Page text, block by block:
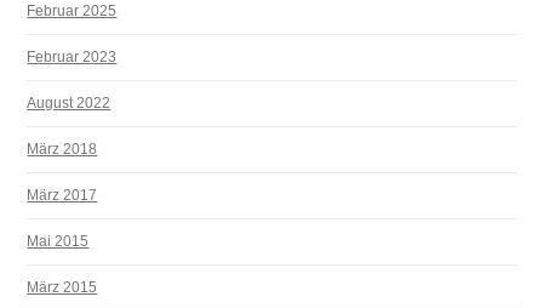
Februar 2025
Februar 2023
August 2022
März 2018
März 2017
Mai 2015
März 2015